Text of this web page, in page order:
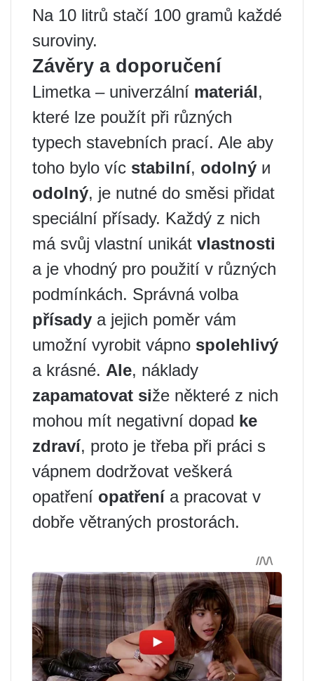
Na 10 litrů stačí 100 gramů každé
suroviny.
Závěry a doporučení
Limetka – univerzální materiál,
které lze použít při různých
typech stavebních prací. Ale aby
toho bylo víc stabilní, odolný и
odolný, je nutné do směsi přidat
speciální přísady. Každý z nich
má svůj vlastní unikát vlastnosti
a je vhodný pro použití v různých
podmínkách. Správná volba
přísady a jejich poměr vám
umožní vyrobit vápno spolehlivý
a krásné. Ale, náklady
zapamatovat siže některé z nich
mohou mít negativní dopad ke
zdraví, proto je třeba při práci s
vápnem dodržovat veškerá
opatření opatřenía pracovat v
dobře větraných prostorách.